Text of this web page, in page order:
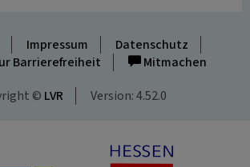
Impressum
Datenschutz
Barrierefreiheit
Mitmachen
© LVR Version: 4.52.0